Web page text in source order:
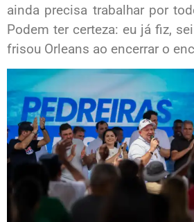
ainda precisa trabalhar por
Podem ter certeza: eu já fiz,
frisou Orleans ao encerrar o